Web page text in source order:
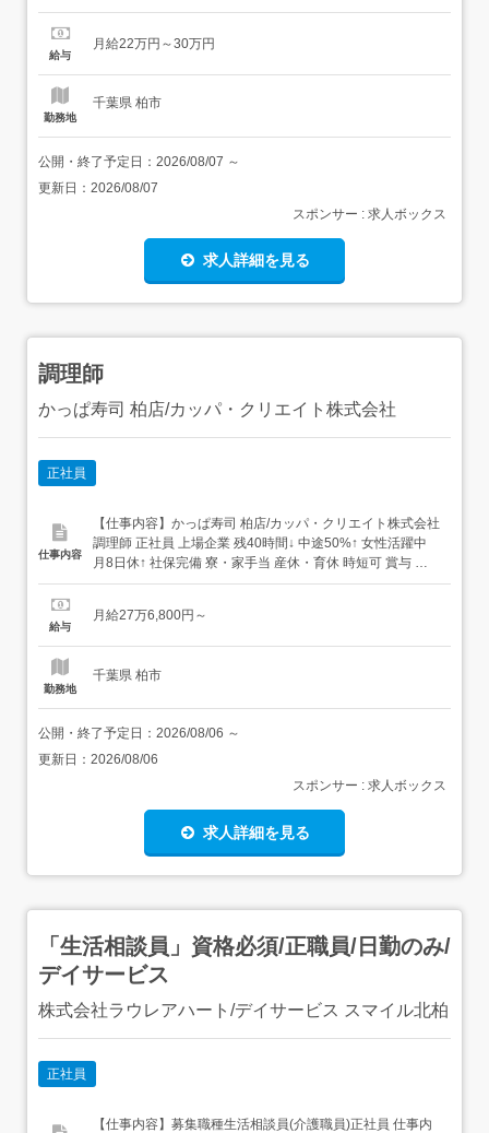
>187,500〜214,500円<手当>交通費支給:実費(上限あり)地
当:時間外労働の有無にかかわらず、1～2...
給与
月給22万円～30万円
勤務地
千葉県 柏市
公開・終了予定日： 2026/08/07 ～
更新日： 2026/08/07
スポンサー : 求人ボックス
求人詳細を見る
調理師
かっぱ寿司 柏店/カッパ・クリエイト株式会社
正社員
仕事内容
【仕事内容】かっぱ寿司 柏店/カッパ・クリエイト株式会社
調理師 正社員 上場企業 残40時間↓ 中途50%↑ 女性活躍中
月8日休↑ 社保完備 寮・家⼿当 産休・育休 時短可 賞与 ま
かないあり 求人情報掲載期間:2026/07/16～2026/08/20 求
住 所 千葉県 柏市 大山台1-17 ...
給与
月給27万6,800円～
勤務地
千葉県 柏市
公開・終了予定日： 2026/08/06 ～
更新日： 2026/08/06
スポンサー : 求人ボックス
求人詳細を見る
「生活相談員」資格必須/正職員/日勤のみ/
デイサービス
株式会社ラウレアハート/デイサービス スマイル北柏
正社員
【仕事内容】募集職種生活相談員(介護職員)正社員 仕事内